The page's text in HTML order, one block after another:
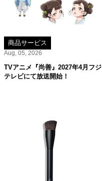
商品サービス
Aug, 05, 2026
TVアニメ『尚善』2027年4月フジ
テレビにて放送開始！